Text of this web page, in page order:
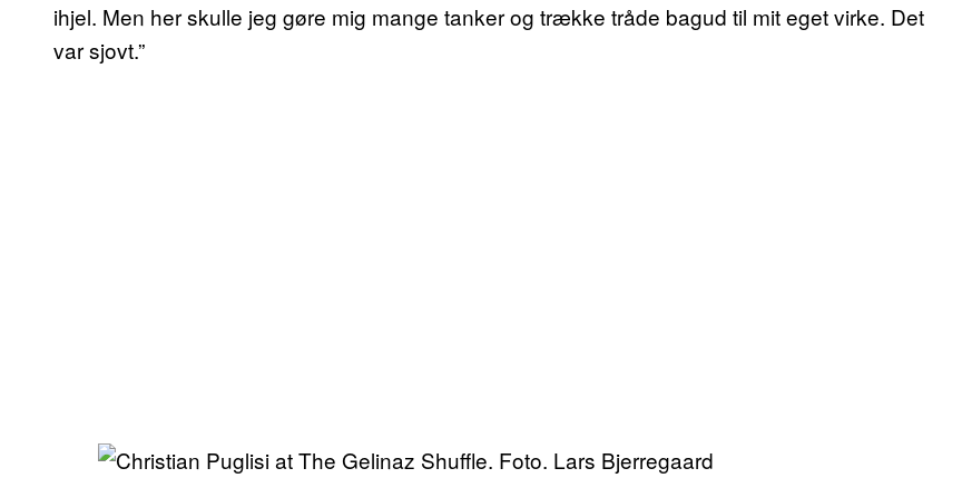
ihjel. Men her skulle jeg gøre mig mange tanker og trække tråde bagud til mit eget virke. Det
var sjovt.”